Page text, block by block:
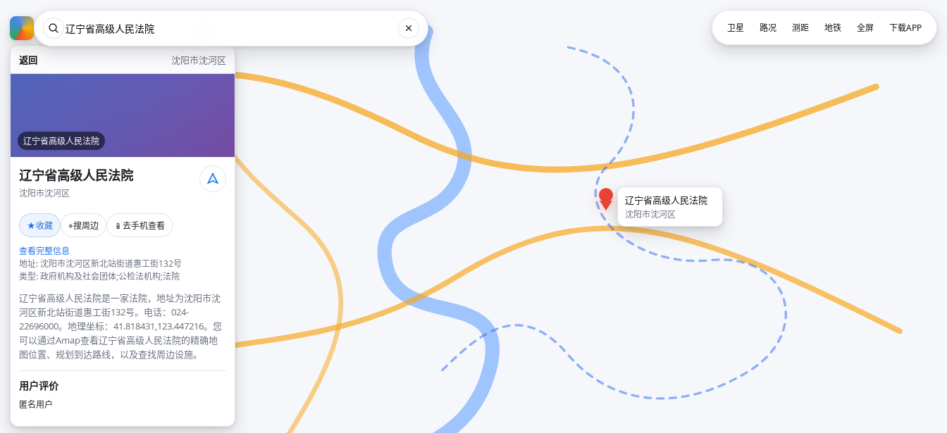
返回 沈阳市沈河区
辽宁省高级人民法院
辽宁省高级人民法院
沈阳市沈河区
★收藏 ⌖搜周边 📱 去手机查看
查看完整信息
地址: 沈阳市沈河区新北站街道惠工街132号
类型: 政府机构及社会团体;公检法机构;法院
辽宁省高级人民法院是一家法院，地址为沈阳市沈
河区新北站街道惠工街132号。电话：024-
22696000。地理坐标：41.818431,123.447216。您
可以通过Amap查看辽宁省高级人民法院的精确地
图位置、规划到达路线，以及查找周边设施。
用户评价
匿名用户
辽宁省高级人民法院
沈阳市沈河区
卫星 路况 测距 地铁 全屏 下载APP